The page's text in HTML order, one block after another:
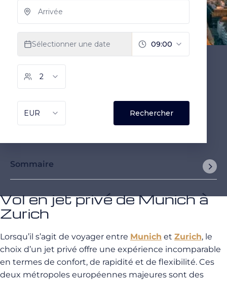
Sommaire
Vol en jet privé de Munich à
Zurich
Lorsqu’il s’agit de voyager entre Munich et Zurich, le
choix d’un jet privé offre une expérience incomparable
en termes de confort, de rapidité et de flexibilité. Ces
deux métropoles européennes majeures sont des